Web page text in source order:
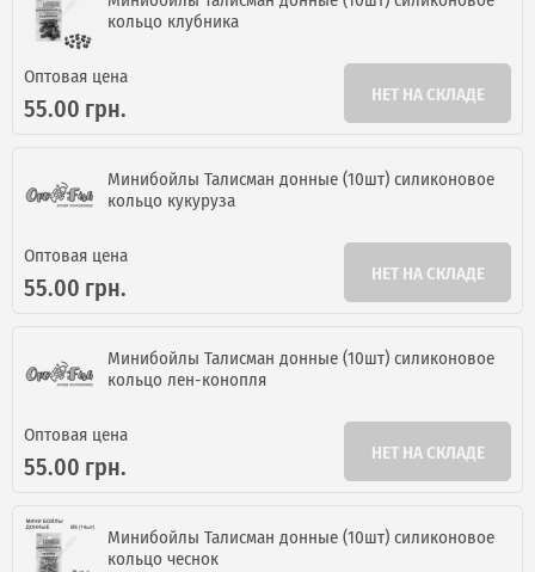
кольцо клубника
Оптовая цена
55.00 грн. НЕТ НА СКЛАДЕ
Минибойлы Талисман донные (10шт) силиконовое
кольцо кукуруза
Оптовая цена
55.00 грн. НЕТ НА СКЛАДЕ
Минибойлы Талисман донные (10шт) силиконовое
кольцо лен-конопля
Оптовая цена
55.00 грн. НЕТ НА СКЛАДЕ
Минибойлы Талисман донные (10шт) силиконовое
кольцо чеснок